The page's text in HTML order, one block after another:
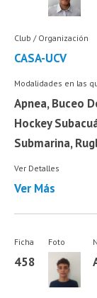
Club / Organización
CASA-UCV
Modalidades en las
Apnea, Buceo
Hockey
Submarina,
Ver Detalles
Ver Más
Ficha
458
Foto